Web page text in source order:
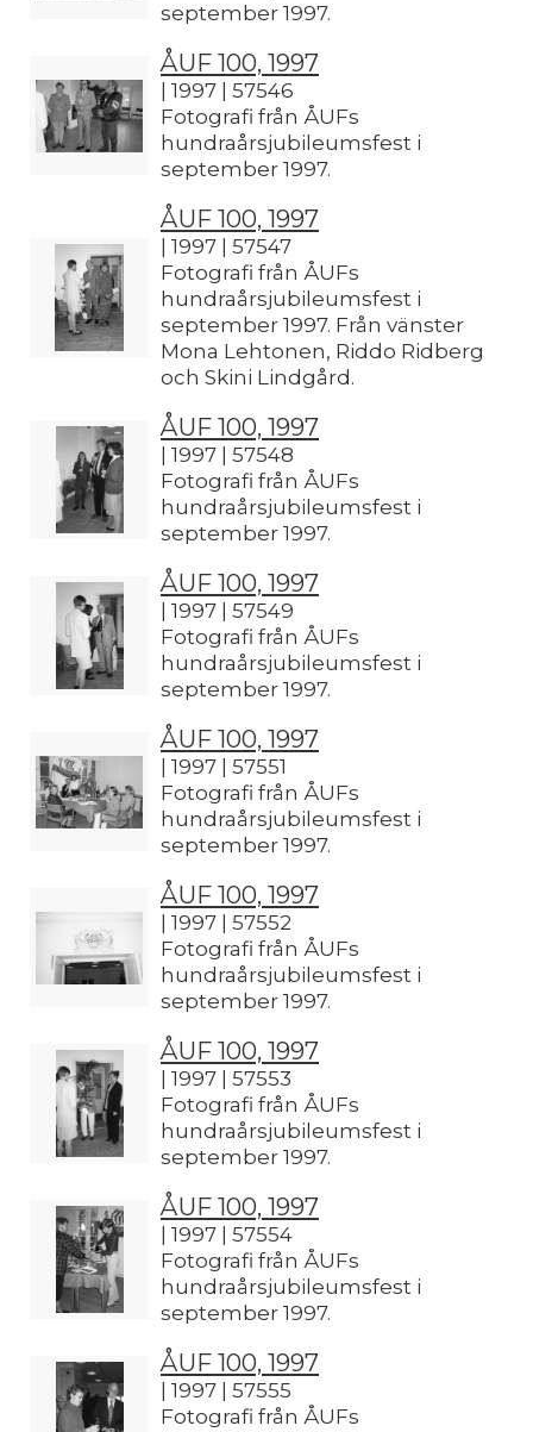
september 1997.
ÅUF 100, 1997
| 1997 | 57546
Fotografi från ÅUFs
hundraårsjubileumsfest i
september 1997.
ÅUF 100, 1997
| 1997 | 57547
Fotografi från ÅUFs
hundraårsjubileumsfest i
september 1997. Från vänster
Mona Lehtonen, Riddo Ridberg
och Skini Lindgård.
ÅUF 100, 1997
| 1997 | 57548
Fotografi från ÅUFs
hundraårsjubileumsfest i
september 1997.
ÅUF 100, 1997
| 1997 | 57549
Fotografi från ÅUFs
hundraårsjubileumsfest i
september 1997.
ÅUF 100, 1997
| 1997 | 57551
Fotografi från ÅUFs
hundraårsjubileumsfest i
september 1997.
ÅUF 100, 1997
| 1997 | 57552
Fotografi från ÅUFs
hundraårsjubileumsfest i
september 1997.
ÅUF 100, 1997
| 1997 | 57553
Fotografi från ÅUFs
hundraårsjubileumsfest i
september 1997.
ÅUF 100, 1997
| 1997 | 57554
Fotografi från ÅUFs
hundraårsjubileumsfest i
september 1997.
ÅUF 100, 1997
| 1997 | 57555
Fotografi från ÅUFs